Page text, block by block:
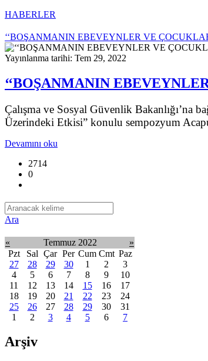
HABERLER
‘‘BOŞANMANIN EBEVEYNLER VE
Yayınlanma tarihi: Tem 29, 2022
‘‘BOŞANMANIN
Çalışma ve Sosyal Güvenlik Bakanlığı’na
Üzerindeki Etkisi” konulu sempozyum
Devamını oku
2714
0
Ara
« Temmuz 2022
»
Pzt
Sal Çar Per Cum Cmt Paz
27
28 29 30 1 2
3
4
5 6 7 8 9
10
11
12 13 14 15 16
17
18
19 20 21 22 23
24
25
26 27 28 29 30
31
1
2 3 4 5 6 7
Arşiv